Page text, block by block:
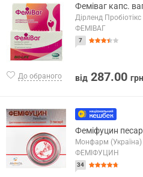
До обраного
Феміваг капс.
Дірленд
ФЕМІВАГ
7
від 287.00 грн
Феміфуцин
Монфарм (Україна)
ФЕМІФУЦИН
34